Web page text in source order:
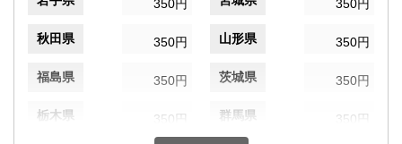
350円 350円
秋田県 350円 山形県 350円
福島県 350円 茨城県 350円
栃木県 350円 群馬県 350円